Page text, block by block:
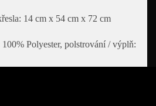
14 cm x 54 cm x 72 cm
Polyester, polstrování / výplň: